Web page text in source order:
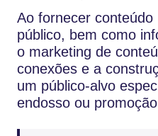
Ao fornecer
público, bem como
o marketing de
conexões e a
um público-alvo
endosso ou